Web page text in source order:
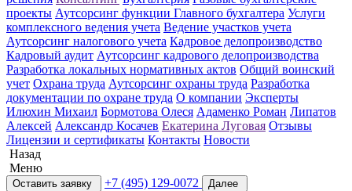
проекты Аутсорсинг функции Главного бухгалтера Услуги
комплексного ведения учета Ведение участков учета
Аутсорсинг налогового учета Кадровое делопроизводство
Кадровый аудит Аутсорсинг кадрового делопроизводства
Разработка локальных нормативных актов Общий воинский
учет Охрана труда Аутсорсинг охраны труда Разработка
документации по охране труда О компании Эксперты
Илюхин Михаил Бормотова Олеся Адаменко Роман Липатов
Алексей Александр Косачев Екатерина Луговая Отзывы
Лицензии и сертификаты Контакты Новости
Назад
Меню
Оставить заявку +7 (495) 129-0072 Далее